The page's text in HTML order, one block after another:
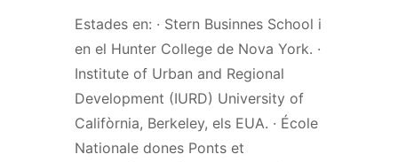
Estades en: · Stern Businnes School i
en el Hunter College de Nova York. ·
Institute of Urban and Regional
Development (IURD) University of
Califòrnia, Berkeley, els EUA. · École
Nationale dones Ponts et